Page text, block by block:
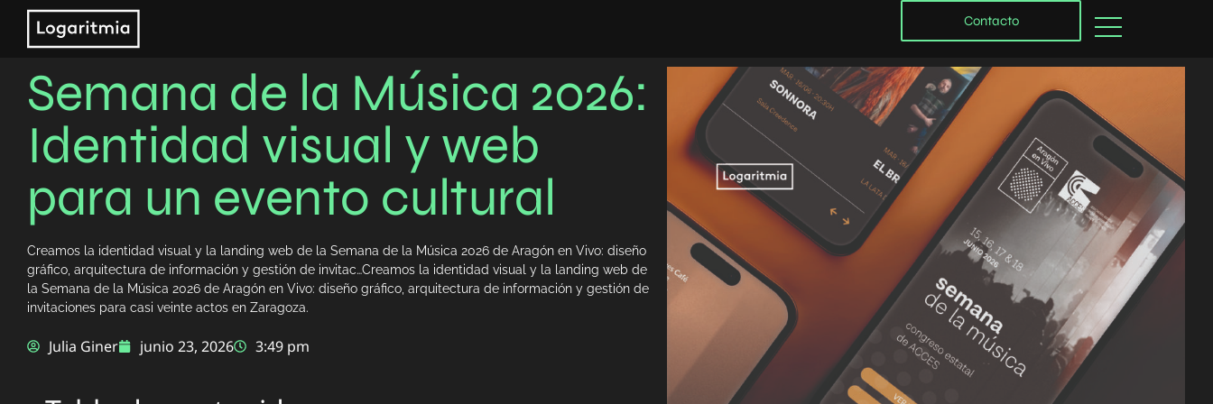
Contacto
Semana de la Música 2026:
Identidad visual y web
para un evento cultural
Creamos la identidad visual y la landing web de la Semana de la Música 2026 de Aragón en Vivo: diseño
gráfico, arquitectura de información y gestión de invitac…Creamos la identidad visual y la landing web de
la Semana de la Música 2026 de Aragón en Vivo: diseño gráfico, arquitectura de información y gestión de
invitaciones para casi veinte actos en Zaragoza.
Julia Giner junio 23, 2026 3:49 pm